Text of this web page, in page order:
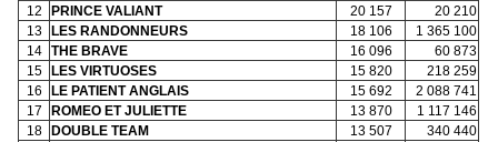
12
PRINCE VALIANT 20 157
20 210
13
LES RANDONNEURS 18 106
1 365 100
14
THE BRAVE 16 096
60 873
15
LES VIRTUOSES 15 820
218 259
16
LE PATIENT ANGLAIS 15 692
2 088 741
17
ROMEO ET JULIETTE 13 870
1 117 146
18
DOUBLE TEAM 13 507
340 440